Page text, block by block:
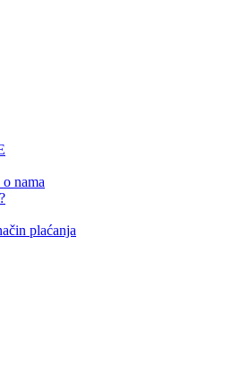
nama
plaćanja